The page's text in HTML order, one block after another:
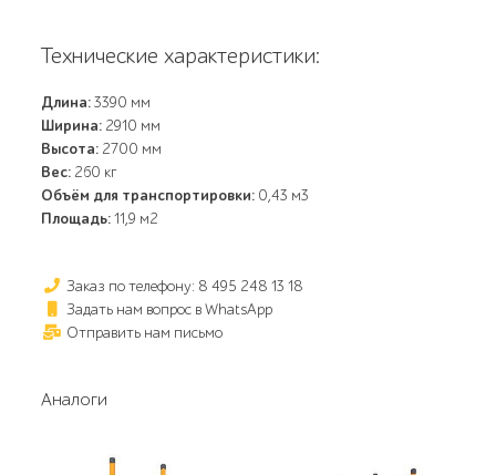
Технические характеристики:
Длина:3390 мм
Ширина: 2910 мм
Высота: 2700 мм
Вес: 260 кг
Объём для транспортировки: 0,43 м3
Площадь:11,9 м2
Заказ по телефону: 8 495 248 13 18
Задать нам вопрос в WhatsApp
Отправить нам письмо
Аналоги